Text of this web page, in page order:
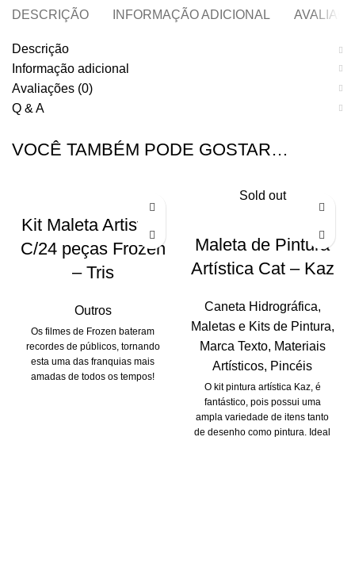
DESCRIÇÃO INFORMAÇÃO ADICIONAL
Descrição
Informação adicional
Avaliações (0)
Q & A
VOCÊ TAMBÉM PODE GOSTAR…
Kit Maleta Artistica
C/24 peças Frozen
– Tris
Outros
Os filmes de Frozen bateram
recordes de públicos, tornando
esta uma das franquias mais
amadas de todos os tempos!
Sold out
Maleta de Pintura
Artística Cat – Kaz
Caneta Hidrográfica,
Maletas e Kits de Pintura,
Marca Texto, Materiais
Artísticos, Pincéis
O kit pintura artística Kaz, é
fantástico, pois possui uma
ampla variedade de itens tanto
de desenho como pintura. Ideal